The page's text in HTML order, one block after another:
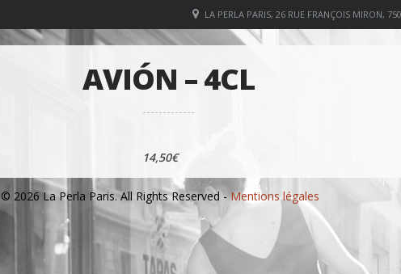
LA PERLA PARIS, 26 RUE FRANÇOIS MIRON,
AVIÓN – 4CL
14,50€
© 2026 La Perla Paris. All Rights Reserved -Mentions légales